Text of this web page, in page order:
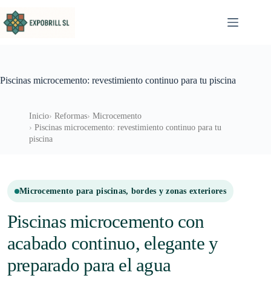
Piscinas microcemento: revestimiento continuo para tu piscina
Inicio Reformas
Microcemento
Piscinas microcemento: revestimiento continuo para tu
piscina
Microcemento para piscinas, bordes y zonas exteriores
Piscinas microcemento con
acabado continuo, elegante y
preparado para el agua